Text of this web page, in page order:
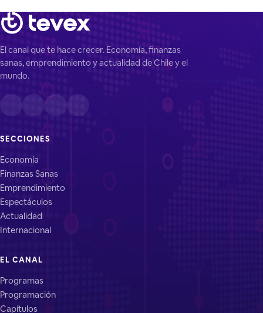
El canal que te hace crecer. Economía, finanzas
sanas, emprendimiento y actualidad de Chile y el
mundo.
SECCIONES
Economía
Finanzas Sanas
Emprendimiento
Espectáculos
Actualidad
Internacional
EL CANAL
Programas
Programación
Capítulos